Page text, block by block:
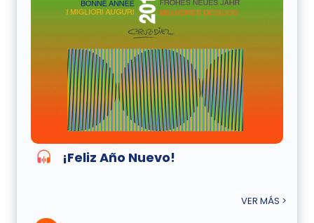
¡Feliz Año Nuevo!
VER MÁS >